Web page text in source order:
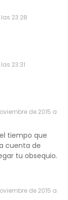
23:28
23:31
de 2015 a
tiempo que
cuenta de
tu obsequio.
de 2015 a